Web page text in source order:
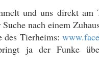
und uns direkt
nach einem
des Tierheims:
ja der Funke